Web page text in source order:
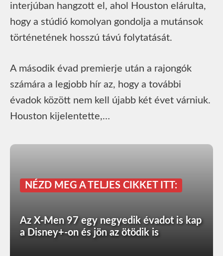
interjúban hangzott el, ahol Houston elárulta,
hogy a stúdió komolyan gondolja a mutánsok
történetének hosszú távú folytatását.
A második évad premierje után a rajongók
számára a legjobb hír az, hogy a további
évadok között nem kell újabb két évet várniuk.
Houston kijelentette,…
NÉZD MEG A TELJES CIKKET ITT:
Az X-Men 97 egy negyedik évadot is kap
a Disney+-on és jön az ötödik is